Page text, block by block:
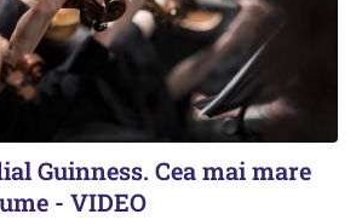
Guinness. Cea mai mare
- VIDEO